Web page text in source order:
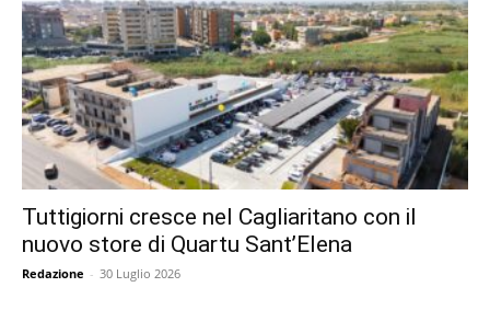
Tuttigiorni cresce nel Cagliaritano con il
nuovo store di Quartu Sant’Elena
Redazione - 30 Luglio 2026